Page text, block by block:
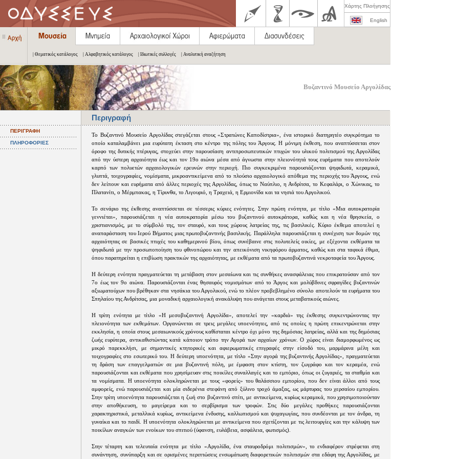
Χάρτης Πλοήγησης
English
| Θεματικός κατάλογος | Αλφαβητικός κατάλογος | Ιδιωτικές συλλογές | Αναλυτική αναζήτηση
Βυζαντινό Μουσείο Αργολίδας
Περιγραφή
ΠΕΡΙΓΡΑΦΗ
ΠΛΗΡΟΦΟΡΙΕΣ
Το Βυζαντινό Μουσείο Αργολίδας στεγάζεται στους «Στρατώνες Καποδίστρια», ένα ιστορικό διατηρητέο συγκρότημα το
οποίο καταλαμβάνει μια ευρύτατη έκταση στο κέντρο της πόλης του Άργους. Η μόνιμη έκθεση, που αναπτύσσεται στον
όροφο της δυτικής πτέρυγας, στοχεύει στην παρουσίαση αντιπροσωπευτικών πτυχών του υλικού πολιτισμού της Αργολίδας
από την ύστερη αρχαιότητα έως και τον 19ο αιώνα μέσα από άγνωστα στην πλειονότητά τους ευρήματα που αποτελούν
καρπό των πολυετών αρχαιολογικών ερευνών στην περιοχή. Πιο συγκεκριμένα παρουσιάζονται ψηφιδωτά, κεραμικά,
γλυπτά, τοιχογραφίες, νομίσματα, μικροαντικείμενα από το πλούσιο αρχαιολογικό απόθεμα της περιοχής του Άργους, ενώ
δεν λείπουν και ευρήματα από άλλες περιοχές της Αργολίδας, όπως το Ναύπλιο, η Ανδρίτσα, το Κεφαλάρι, o Χώνικας, το
Πλατανίτι, ο Μέρμπακας, η Τίρυνθα, το Λιγουριό, η Τραχειά, η Ερμιονίδα και τα νησιά του Αργολικού.
Το σενάριο της έκθεσης αναπτύσσεται σε τέσσερις κύριες ενότητες. Στην πρώτη ενότητα, με τίτλο «Μια αυτοκρατορία
γεννιέται», παρουσιάζεται η νέα αυτοκρατορία μέσω του βυζαντινού αυτοκράτορα, καθώς και η νέα θρησκεία, ο
χριστιανισμός, με το σύμβολό της, τον σταυρό, και τους χώρους λατρείας της, τις βασιλικές. Κύριο έκθεμα αποτελεί η
αναπαράσταση του Ιερού Βήματος μιας πρωτοβυζαντινής βασιλικής. Παράλληλα παρουσιάζεται η συνέχιση των δομών της
αρχαιότητας σε βασικές πτυχές του καθημερινού βίου, όπως συνέβαινε στις πολυτελείς οικίες, με εξέχοντα εκθέματα τα
ψηφιδωτά με την προσωποποίηση του φθινοπώρου και την απεικόνιση νικηφόρου άρματος, καθώς και στα ταφικά έθιμα,
όπου παρατηρείται η επιβίωση πρακτικών της αρχαιότητας, με εκθέματα από τα πρωτοβυζαντινά νεκροταφεία του Άργους.
Η δεύτερη ενότητα πραγματεύεται τη μετάβαση στον μεσαίωνα και τις συνθήκες ανασφάλειας που επικρατούσαν από τον
7ο έως τον 9ο αιώνα. Παρουσιάζονται ένας θησαυρός νομισμάτων από το Άργος και μολύβδινες σφραγίδες βυζαντινών
αξιωματούχων που βρέθηκαν στα νησάκια του Αργολικού, ενώ το πλέον προβεβλημένο σύνολο αποτελούν τα ευρήματα του
Σπηλαίου της Ανδρίτσας, μια μοναδική αρχαιολογική ανακάλυψη που ανάγεται στους μεταβατικούς αιώνες.
Η τρίτη ενότητα με τίτλο «Η μεσοβυζαντινή Αργολίδα», αποτελεί την «καρδιά» της έκθεσης συγκεντρώνοντας την
πλειονότητα των εκθεμάτων. Οργανώνεται σε τρεις μεγάλες υποενότητες, από τις οποίες η πρώτη επικεντρώνεται στην
εκκλησία, η οποία στους μεσαιωνικούς χρόνους καθίσταται κέντρο όχι μόνο της δημόσιας λατρείας, αλλά και της δημόσιας
ζωής ευρύτερα, αντικαθιστώντας κατά κάποιον τρόπο την Αγορά των αρχαίων χρόνων. Ο χώρος είναι διαμορφωμένος ως
μικρό παρεκκλήσι, με σημαντικές κτητορικές και αφιερωματικές επιγραφές στην είσοδό του, μαρμάρινα μέλη και
τοιχογραφίες στο εσωτερικό του. Η δεύτερη υποενότητα, με τίτλο «Στην αγορά της βυζαντινής Αργολίδας», πραγματεύεται
τη δράση των επαγγελματιών σε μια βυζαντινή πόλη, με έμφαση στον κτίστη, τον ζωγράφο και τον κεραμέα, ενώ
παρουσιάζονται και εκθέματα που χρησίμευαν στις ποικίλες συναλλαγές και το εμπόριο, όπως οι ζυγαριές, τα σταθμία και
τα νομίσματα. Η υποενότητα ολοκληρώνεται με τους «φορείς» του θαλάσσιου εμπορίου, που δεν είναι άλλοι από τους
αμφορείς, ενώ παρουσιάζεται και μία σιδερένια στεφάνη από ξύλινο τροχό άμαξας, ως μάρτυρας του χερσαίου εμπορίου.
Στην τρίτη υποενότητα παρουσιάζεται η ζωή στο βυζαντινό σπίτι, με αντικείμενα, κυρίως κεραμικά, που χρησιμοποιούνταν
στην αποθήκευση, το μαγείρεμα και το σερβίρισμα των τροφών. Στις δύο μεγάλες προθήκες παρουσιάζονται
χαρακτηριστικά, μεταλλικά κυρίως, αντικείμενα ένδυσης, καλλωπισμού και ψυχαγωγίας, που συνδέονται με τον άνδρα, τη
γυναίκα και το παιδί. Η υποενότητα ολοκληρώνεται με αντικείμενα που σχετίζονται με τις λειτουργίες και την κάλυψη των
ποικίλων αναγκών των ενοίκων του σπιτιού (ύφανση, ευλάβεια, ασφάλεια, φωτισμός).
Στην τέταρτη και τελευταία ενότητα με τίτλο «Αργολίδα, ένα σταυροδρόμι πολιτισμών», το ενδιαφέρον στρέφεται στη
συνάντηση, συνύπαρξη και σε ορισμένες περιπτώσεις ενσωμάτωση διαφορετικών πολιτισμών στα εδάφη της Αργολίδας, με